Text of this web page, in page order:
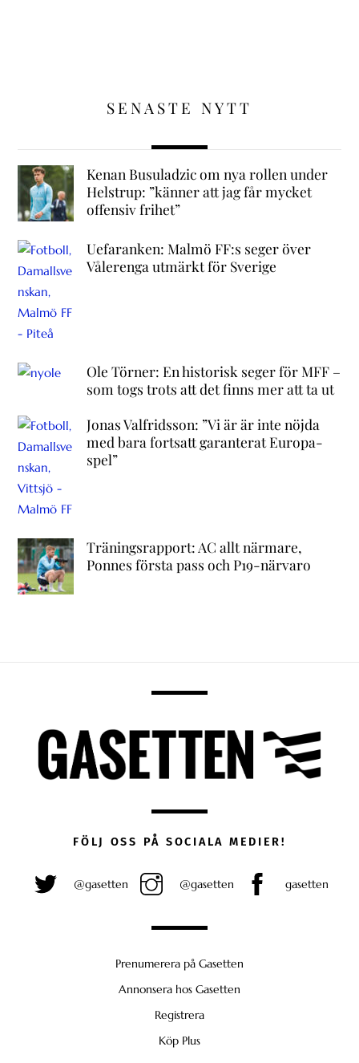
SENASTE NYTT
Kenan Busuladzic om nya rollen under
Helstrup: ”känner att jag får mycket
offensiv frihet”
Uefaranken: Malmö FF:s seger över
Vålerenga utmärkt för Sverige
Ole Törner: En historisk seger för MFF –
som togs trots att det finns mer att ta ut
Jonas Valfridsson: ”Vi är är inte nöjda
med bara fortsatt garanterat Europa-
spel”
Träningsrapport: AC allt närmare,
Ponnes första pass och P19-närvaro
FÖLJ OSS PÅ SOCIALA MEDIER!
@gasetten @gasetten gasetten
Prenumerera på Gasetten
Annonsera hos Gasetten
Registrera
Köp Plus